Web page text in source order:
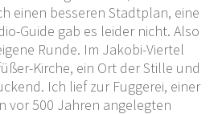
einen besseren Stadtplan, eine
Guide gab es leider nicht. Also
Runde. Im Jakobi-Viertel
Kirche, ein Ort der Stille und
Ich lief zur Fuggerei, einer
vor 500 Jahren angelegten